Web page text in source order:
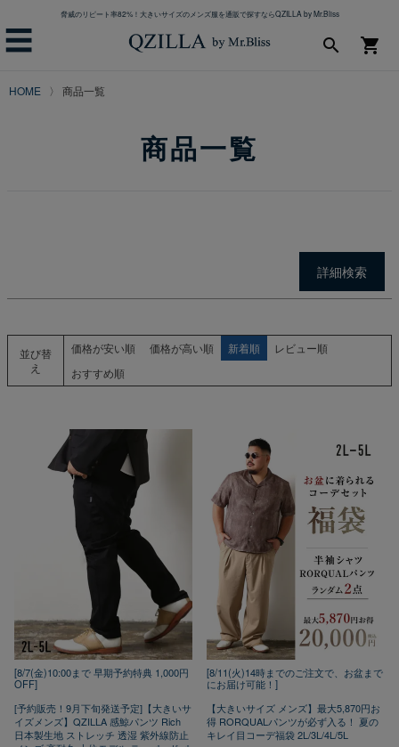
脅威のリピート率82%！大きいサイズのメンズ服を通販で探すならQZILLA by Mr.Bliss
☰ shopping_cart
search
HOME 商品一覧
商品一覧
詳細検索
カラー
グレー
並び替
え
価格が安い順 価格が高い順 新着順
レビュー順
おすすめ順
[8/7(金)10:00まで 早期予約特典 1,000円
OFF]
[予約販売！9月下旬発送予定]【大きいサ
イズメンズ】QZILLA 感鯨パンツ Rich
日本製生地 ストレッチ 透湿 紫外線防止
[8/11(火)14時までのご注文で、お盆まで
にお届け可能！]
【大きいサイズ メンズ】最大5,870円お
得 RORQUALパンツが必ず入る！ 夏の
キレイ目コーデ福袋 2L/3L/4L/5L